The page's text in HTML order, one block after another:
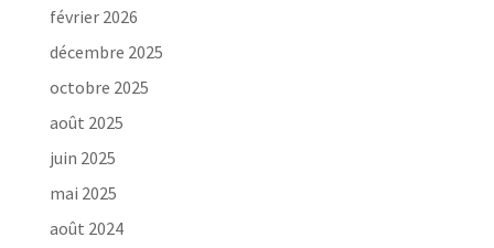
février 2026
décembre 2025
octobre 2025
août 2025
juin 2025
mai 2025
août 2024